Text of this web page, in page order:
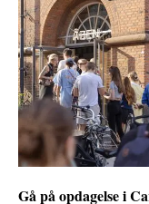
Gå på opdagelse i